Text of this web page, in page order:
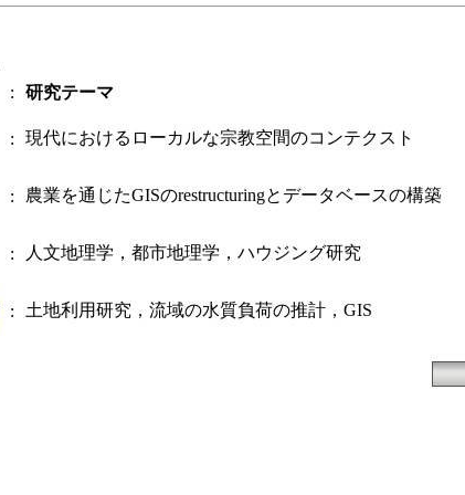
:
研究テーマ
: 現代におけるローカルな宗教空間のコンテクスト
: 農業を通じたGISのrestructuringとデータベースの構築
: 人文地理学，都市地理学，ハウジング研究
: 土地利用研究，流域の水質負荷の推計，GIS